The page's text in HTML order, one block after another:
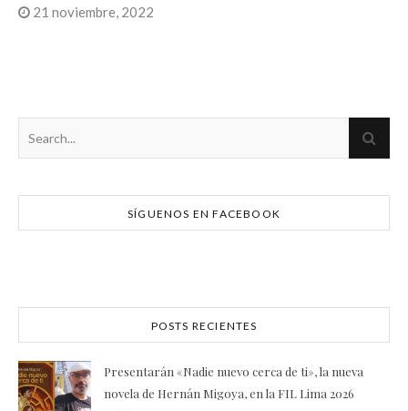
21 noviembre, 2022
SÍGUENOS EN FACEBOOK
POSTS RECIENTES
Presentarán «Nadie nuevo cerca de ti», la nueva
novela de Hernán Migoya, en la FIL Lima 2026